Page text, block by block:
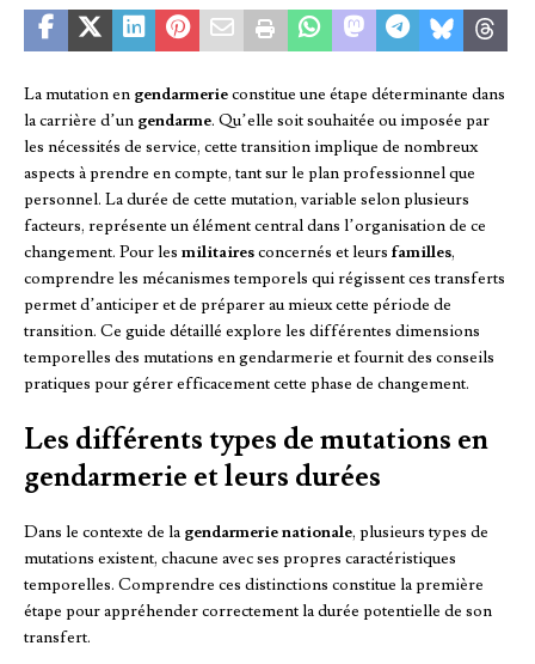
La mutation en gendarmerieconstitue une étape déterminante dans
la carrière d’un gendarme. Qu’elle soit souhaitée ou imposée par
les nécessités de service, cette transition implique de nombreux
aspects à prendre en compte, tant sur le plan professionnel que
personnel. La durée de cette mutation, variable selon plusieurs
facteurs, représente un élément central dans l’organisation de ce
changement. Pour les militairesconcernés et leurs familles,
comprendre les mécanismes temporels qui régissent ces transferts
permet d’anticiper et de préparer au mieux cette période de
transition. Ce guide détaillé explore les différentes dimensions
temporelles des mutations en gendarmerie et fournit des conseils
pratiques pour gérer efficacement cette phase de changement.
Les différents types de mutations en
gendarmerie et leurs durées
Dans le contexte de la gendarmerie nationale, plusieurs types de
mutations existent, chacune avec ses propres caractéristiques
temporelles. Comprendre ces distinctions constitue la première
étape pour appréhender correctement la durée potentielle de son
transfert.